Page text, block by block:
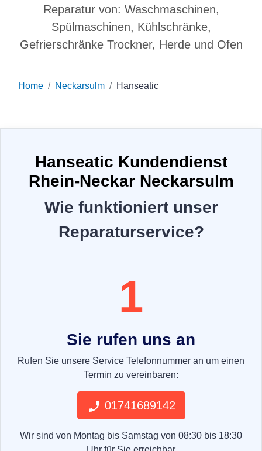
Reparatur von: Waschmaschinen,
Spülmaschinen, Kühlschränke,
Gefrierschränke Trockner, Herde und Ofen
Home Neckarsulm Hanseatic
Hanseatic Kundendienst
Rhein-Neckar Neckarsulm
Wie funktioniert unser
Reparaturservice?
1
Sie rufen uns an
Rufen Sie unsere Service Telefonnummer an um einen
Termin zu vereinbaren:
01741689142
Wir sind von Montag bis Samstag von 08:30 bis 18:30